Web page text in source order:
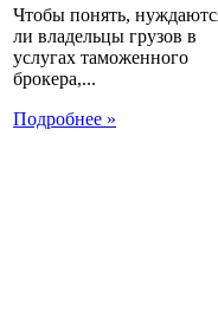
Чтобы понять,
ли владельцы грузов в
услугах таможенного
брокера,...
Подробнее »